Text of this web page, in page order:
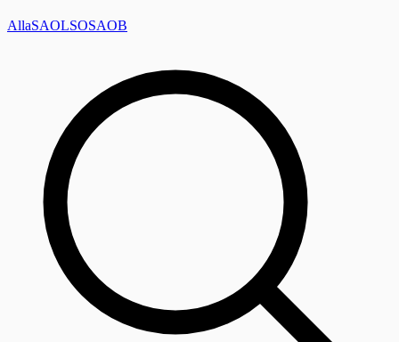
AllaSAOLSOSAOB